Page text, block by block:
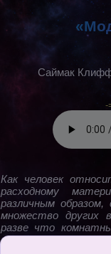
Саймак
-
Как человек
расходному
различным
множество других
разве что
горшки зачастую